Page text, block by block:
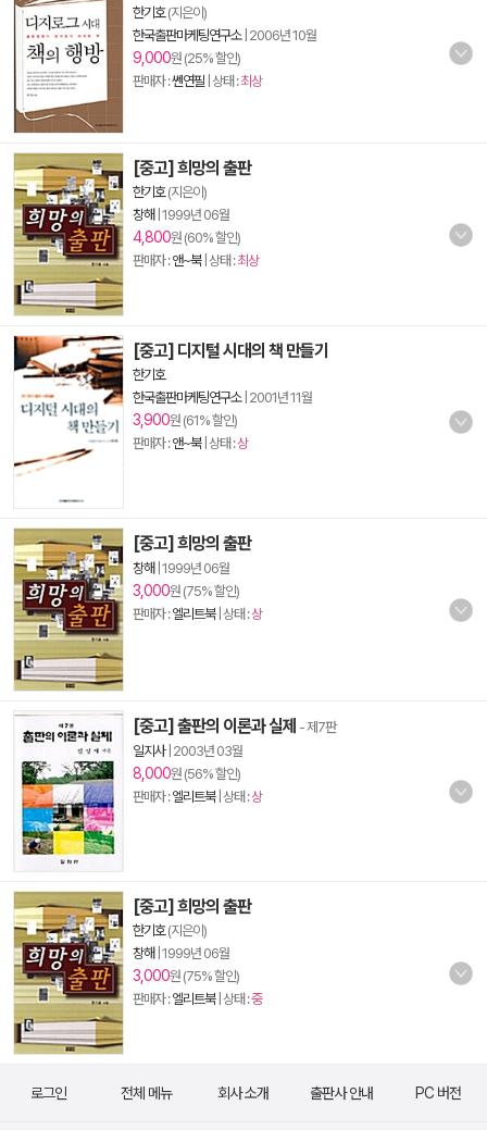
한기호(지은이)
한국출판마케팅연구소| 2006년 10월
9,000원 (25% 할인)
판매자 :쎈연필 | 상태 :최상
[중고] 희망의 출판
한기호(지은이)
창해 1999년 06월
4,800원 (60% 할인)
판매자 :앤~북| 상태 :최상
[중고] 디지털 시대의 책 만들기
한기호
한국출판마케팅연구소| 2001년 11월
3,900원 (61% 할인)
판매자 :앤~북| 상태 :상
[중고] 희망의 출판
창해 1999년 06월
3,000원 (75% 할인)
판매자 :엘리트북| 상태 :상
[중고] 출판의 이론과 실제 - 제7판
일지사| 2003년 03월
8,000원 (56% 할인)
판매자 :엘리트북| 상태 :상
[중고] 희망의 출판
한기호(지은이)
창해 1999년 06월
3,000원 (75% 할인)
판매자 :엘리트북| 상태 :중
로그인 전체 메뉴 회사 소개 출판사 안내 PC 버전